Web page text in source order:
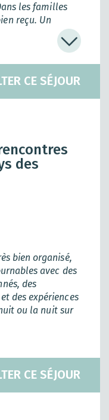
les familles
reçu. Un
remercie TDS
des
bien organisé,
avec des
des
des expériences
ou la nuit sur
CE SÉJOUR
CE SÉJOUR